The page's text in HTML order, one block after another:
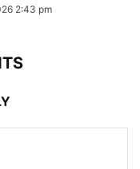
2:43 pm